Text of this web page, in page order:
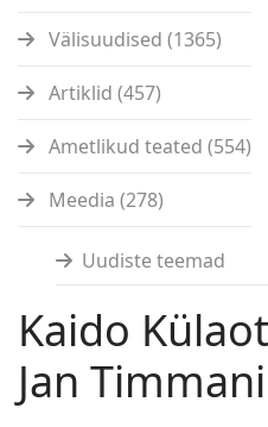
Välisuudised (1365)
Artiklid (457)
Ametlikud teated (554)
Meedia (278)
Uudiste teemad
Kaido
Jan